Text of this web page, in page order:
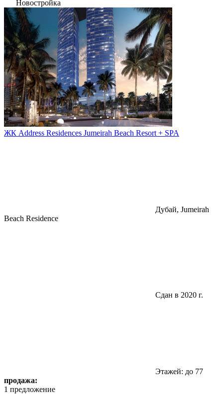
Новостройка
ЖК Address Residences Jumeirah Beach Resort + SPA
Дубай, Jumeirah
Beach Residence
Сдан в 2020 г.
Этажей: до 77
продажа:
1 предложение